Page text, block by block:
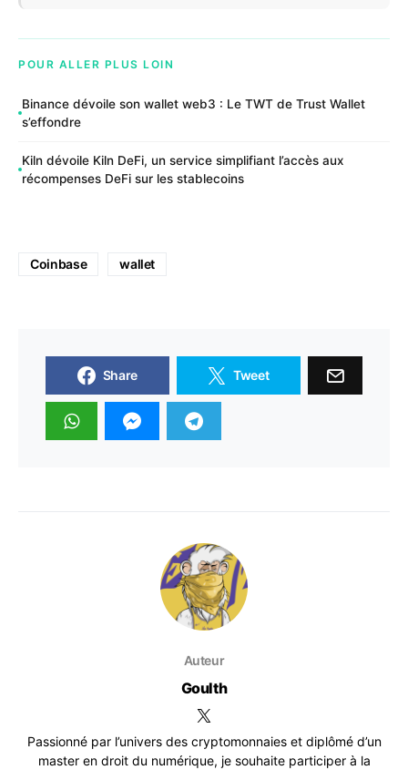
POUR ALLER PLUS LOIN
Binance dévoile son wallet web3 : Le TWT de Trust Wallet
s’effondre
Kiln dévoile Kiln DeFi, un service simplifiant l’accès aux
récompenses DeFi sur les stablecoins
Coinbase wallet
Share Tweet
Auteur
Goulth
Passionné par l’univers des cryptomonnaies et diplômé d’un
master en droit du numérique, je souhaite participer à la